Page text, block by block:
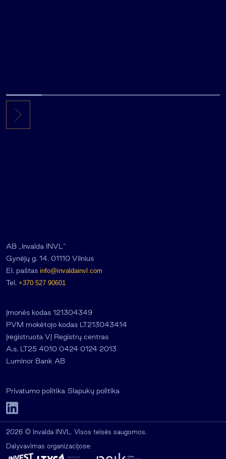
AB „Invalda INVL“
Gynėjų g. 14, 01110 Vilnius
El. paštas info@invaldainvl.com
Tel. +370 527 90601
Įmonės kodas 121304349
PVM mokėtojo kodas LT213043414
Įregistruota VĮ Registrų centras
A.s. LT25 4010 0424 0124 2013
Luminor Bank AB
Privatumo politika Slapukų politika
2026 © Invalda INVL. Visos teisės saugomos.
Dalyvavimas organizacijose: